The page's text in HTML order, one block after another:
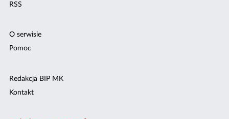
RSS
O serwisie
Pomoc
Redakcja BIP MK
Kontakt